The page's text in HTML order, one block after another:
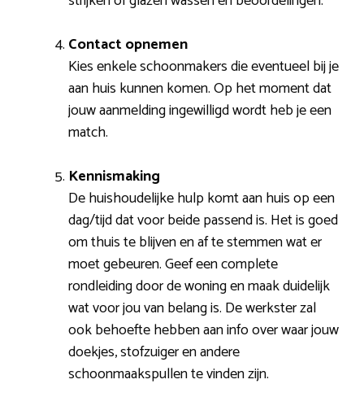
Contact opnemen
Kies enkele schoonmakers die eventueel bij je
aan huis kunnen komen. Op het moment dat
jouw aanmelding ingewilligd wordt heb je een
match.
Kennismaking
De huishoudelijke hulp komt aan huis op een
dag/tijd dat voor beide passend is. Het is goed
om thuis te blijven en af te stemmen wat er
moet gebeuren. Geef een complete
rondleiding door de woning en maak duidelijk
wat voor jou van belang is. De werkster zal
ook behoefte hebben aan info over waar jouw
doekjes, stofzuiger en andere
schoonmaakspullen te vinden zijn.